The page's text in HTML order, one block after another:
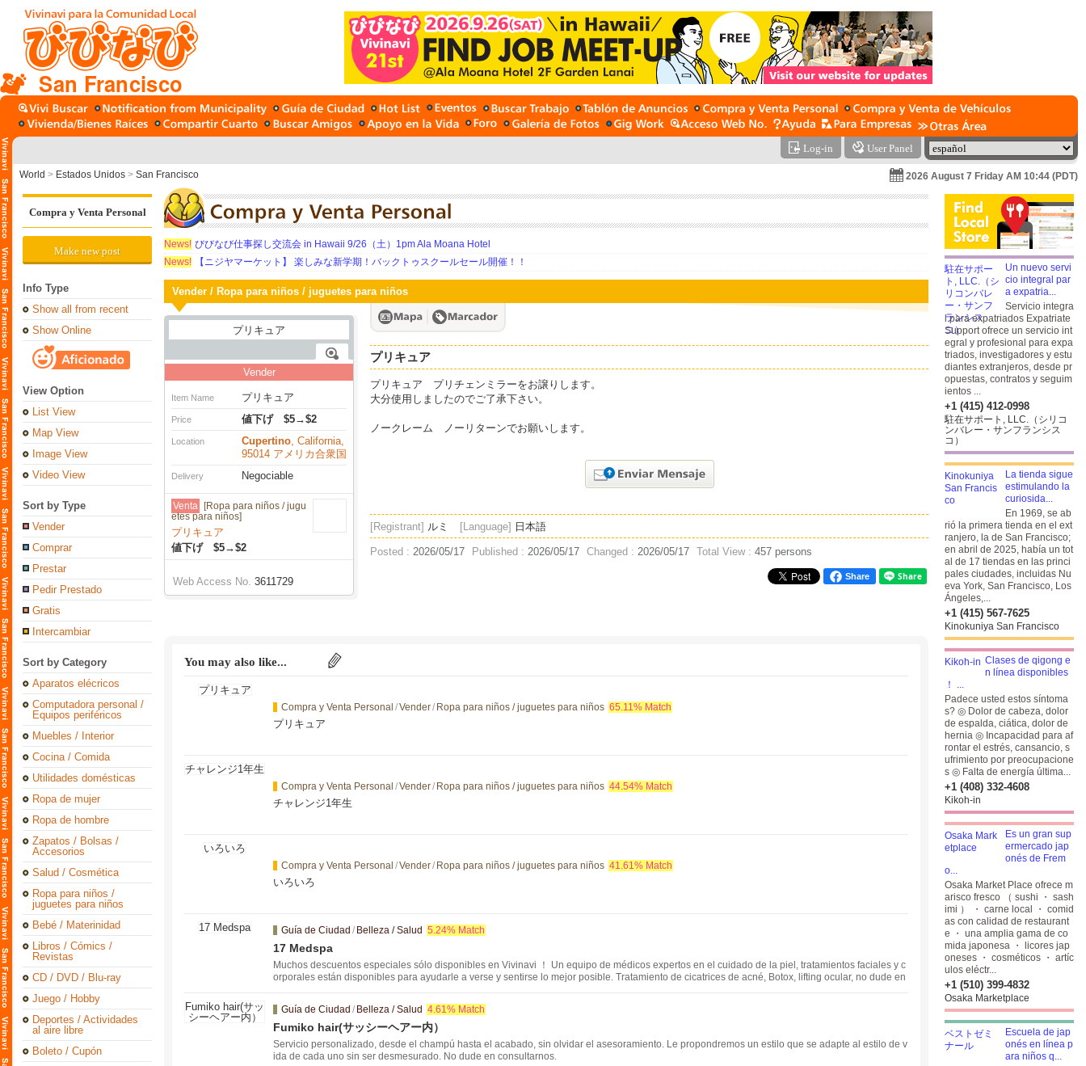
San Francisco
Log-in User Panel
World > Estados Unidos > San Francisco 2026 August 7 Friday AM 10:44 (PDT)
Compra y Venta Personal
Make new post
Info Type
Show all from recent
Show Online
View Option
List View
Map View
Image View
Video View
Sort by Type
Vender
Comprar
Prestar
Pedir Prestado
Gratis
Intercambiar
Sort by Category
Aparatos elécricos
Computadora personal /
Equipos periféricos
Muebles / Interior
Cocina / Comida
Utilidades domésticas
Ropa de mujer
Ropa de hombre
Zapatos / Bolsas /
Accesorios
Salud / Cosmética
Ropa para niños /
juguetes para niños
Bebé / Materinidad
Libros / Cómics /
Revistas
CD / DVD / Blu-ray
Juego / Hobby
Deportes / Actividades
al aire libre
Boleto / Cupón
News! びびなび仕事探し交流会 in Hawaii 9/26（土）1pm Ala Moana Hotel
News!
【ニジヤマーケット】 楽しみな新学期！バックトゥスクールセール開催！！
Vender / Ropa para niños / juguetes para niños
Vender
Item Name プリキュア
Price 値下げ $5→$2
Location Cupertino, California,
95014 アメリカ合衆国
Delivery Negociable
Venta
[Ropa para niños / jugu
etes para niños]
プリキュア
値下げ $5→$2
Web Access No. 3611729
プリキュア
プリキュア プリチェンミラーをお譲りします。
大分使用しましたのでご了承下さい。
ノークレーム ノーリターンでお願いします。
[Registrant] ルミ [Language] 日本語
Posted : 2026/05/17 Published : 2026/05/17 Changed : 2026/05/17 Total View : 457 persons
Share
You may also like...
Compra y Venta Personal /Vender/ Ropa para niños / juguetes para niños 65.11% Match
プリキュア
Compra y Venta Personal /Vender/ Ropa para niños / juguetes para niños 44.54% Match
チャレンジ1年生
Compra y Venta Personal /Vender/ Ropa para niños / juguetes para niños 41.61% Match
いろいろ
Guía de Ciudad / Belleza / Salud 5.24% Match
17 Medspa
Muchos descuentos especiales sólo disponibles en Vivinavi ！ Un equipo de médicos expertos en el cuidado de la piel, tratamientos faciales y c
orporales están disponibles para ayudarle a verse y sentirse lo mejor posible. Tratamiento de cicatrices de acné, Botox, lifting ocular, no dude en
Guía de Ciudad / Belleza / Salud 4.61% Match
Fumiko hair(サッシーヘアー内）
Servicio personalizado, desde el champú hasta el acabado, sin olvidar el asesoramiento. Le propondremos un estilo que se adapte al estilo de v
ida de cada uno sin ser desmesurado. No dude en consultarnos.
Un nuevo servi
cio integral par
a expatria...
Servicio integra
l para expatriados Expatriate
Support ofrece un servicio int
egral y profesional para expa
triados, investigadores y estu
diantes extranjeros, desde pr
opuestas, contratos y seguim
ientos ...
+1 (415) 412-0998
駐在サポート, LLC.（シリコ
ンバレー・サンフランシス
コ）
La tienda sigue
estimulando la
curiosida...
En 1969, se ab
rió la primera tienda en el ext
ranjero, la de San Francisco;
en abril de 2025, había un tot
al de 17 tiendas en las princi
pales ciudades, incluidas Nu
eva York, San Francisco, Los
Ángeles,...
+1 (415) 567-7625
Kinokuniya San Francisco
Clases de qigong e
n línea disponibles
！ ...
Padece usted estos síntoma
s? ◎ Dolor de cabeza, dolor
de espalda, ciática, dolor de
hernia ◎ Incapacidad para af
rontar el estrés, cansancio, s
ufrimiento por preocupacione
s ◎ Falta de energía última...
+1 (408) 332-4608
Kikoh-in
Es un gran sup
ermercado jap
onés de Frem
o...
Osaka Market Place ofrece m
arisco fresco （ sushi ・ sash
imi ） ・ carne local ・ comid
as con calidad de restaurant
e ・ una amplia gama de co
mida japonesa ・ licores jap
oneses ・ cosméticos ・ artíc
ulos eléctr...
+1 (510) 399-4832
Osaka Marketplace
Escuela de jap
onés en línea p
ara niños q...